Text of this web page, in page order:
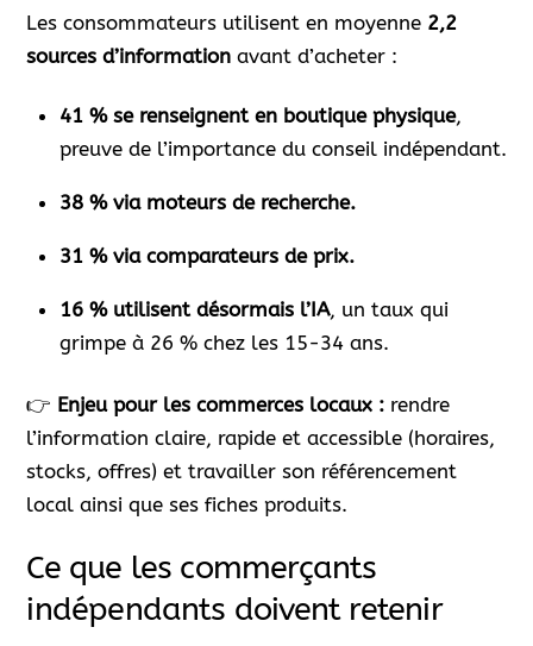
Les consommateurs utilisent en moyenne 2,2
sources d’information avant d’acheter :
41 % se renseignent en boutique physique,
preuve de l’importance du conseil indépendant.
38 % via moteurs de recherche.
31 % via comparateurs de prix.
16 % utilisent désormais l’IA, un taux qui
grimpe à 26 % chez les 15-34 ans.
👉 Enjeu pour les commerces locaux : rendre
l’information claire, rapide et accessible (horaires,
stocks, offres) et travailler son référencement
local ainsi que ses fiches produits.
Ce que les commerçants
indépendants doivent retenir